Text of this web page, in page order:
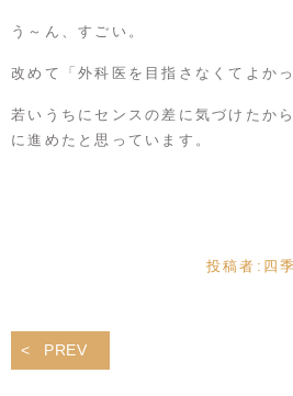
う～ん、すごい。
改めて「外科医を目指さなくてよか
若いうちにセンスの差に気づけたか
に進めたと思っています。
投稿者: 四
PREV